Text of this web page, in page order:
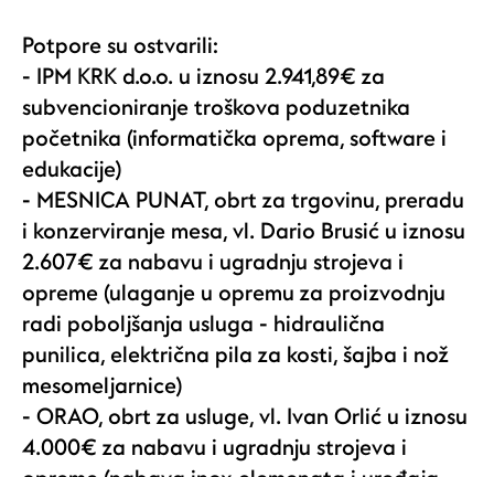
Potpore su ostvarili:
- IPM KRK d.o.o. u iznosu 2.941,89€ za
subvencioniranje troškova poduzetnika
početnika (informatička oprema, software i
edukacije)
- MESNICA PUNAT, obrt za trgovinu, preradu
i konzerviranje mesa, vl. Dario Brusić u iznosu
2.607€ za nabavu i ugradnju strojeva i
opreme (ulaganje u opremu za proizvodnju
radi poboljšanja usluga - hidraulična
punilica, električna pila za kosti, šajba i nož
mesomeljarnice)
- ORAO, obrt za usluge, vl. Ivan Orlić u iznosu
4.000€ za nabavu i ugradnju strojeva i